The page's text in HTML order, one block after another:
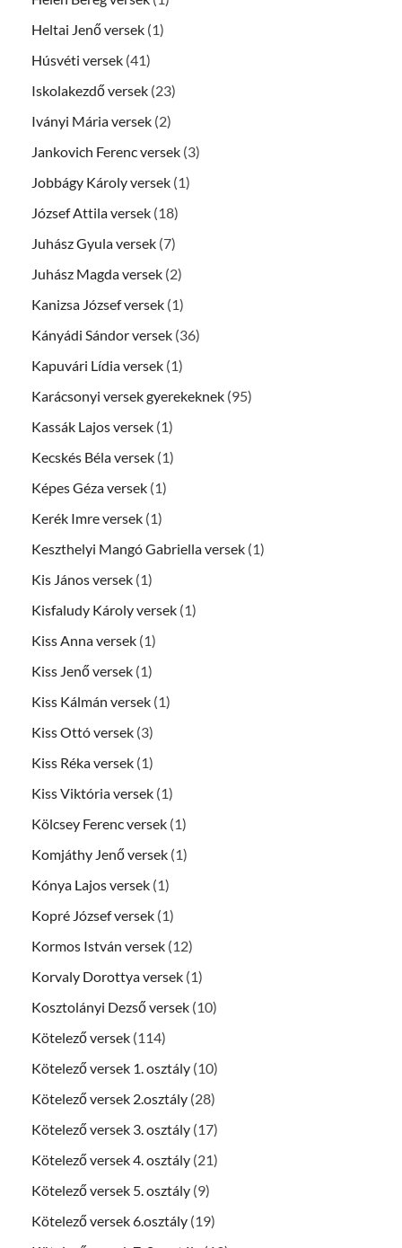
Heltai Jenő versek (1)
Húsvéti versek (41)
Iskolakezdő versek (23)
Iványi Mária versek (2)
Jankovich Ferenc versek (3)
Jobbágy Károly versek (1)
József Attila versek (18)
Juhász Gyula versek (7)
Juhász Magda versek (2)
Kanizsa József versek (1)
Kányádi Sándor versek (36)
Kapuvári Lídia versek (1)
Karácsonyi versek gyerekeknek (95)
Kassák Lajos versek (1)
Kecskés Béla versek (1)
Képes Géza versek (1)
Kerék Imre versek (1)
Keszthelyi Mangó Gabriella versek (1)
Kis János versek (1)
Kisfaludy Károly versek (1)
Kiss Anna versek (1)
Kiss Jenő versek (1)
Kiss Kálmán versek (1)
Kiss Ottó versek (3)
Kiss Réka versek (1)
Kiss Viktória versek (1)
Kölcsey Ferenc versek (1)
Komjáthy Jenő versek (1)
Kónya Lajos versek (1)
Kopré József versek (1)
Kormos István versek (12)
Korvaly Dorottya versek (1)
Kosztolányi Dezső versek (10)
Kötelező versek (114)
Kötelező versek 1. osztály (10)
Kötelező versek 2.osztály (28)
Kötelező versek 3. osztály (17)
Kötelező versek 4. osztály (21)
Kötelező versek 5. osztály (9)
Kötelező versek 6.osztály (19)